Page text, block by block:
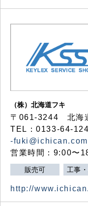
（株）北海道フキ
〒061-3244 北海
TEL：0133-64-
-fuki@ichican.com
営業時間：9:00〜
販売可 工事
http://